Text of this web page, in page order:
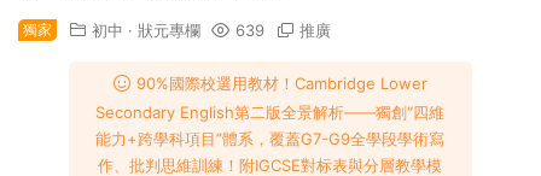
獨家 初中 · 狀元專欄 639 推廣
90%國際校選用教材​！Cambridge Lower
Secondary English第二版全景解析——獨創​“四維
能力+跨學科項目”體系，覆蓋G7-G9全學段學術寫
作、批判思維訓練！附IGCSE對标表與分層教學模